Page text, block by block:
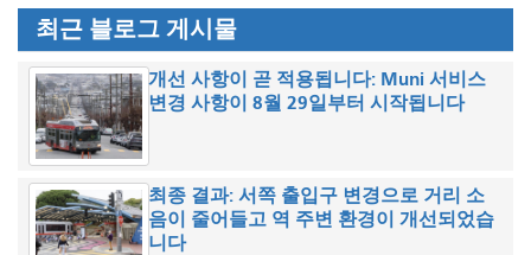
최근 블로그 게시물
개선 사항이 곧 적용됩니다: Muni 서비스
변경 사항이 8월 29일부터 시작됩니다
최종 결과: 서쪽 출입구 변경으로 거리 소
음이 줄어들고 역 주변 환경이 개선되었습
니다